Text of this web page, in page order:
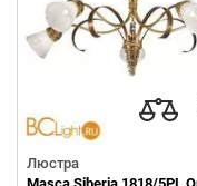
Люстра